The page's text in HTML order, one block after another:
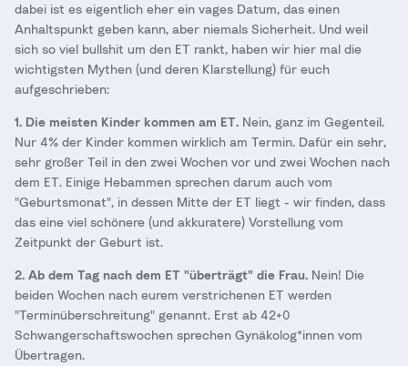
dabei ist es eigentlich eher ein vages Datum, das einen
Anhaltspunkt geben kann, aber niemals Sicherheit. Und weil
sich so viel bullshit um den ET rankt, haben wir hier mal die
wichtigsten Mythen (und deren Klarstellung) für euch
aufgeschrieben:
1. Die meisten Kinder kommen am ET. Nein, ganz im Gegenteil.
Nur 4% der Kinder kommen wirklich am Termin. Dafür ein sehr,
sehr großer Teil in den zwei Wochen vor und zwei Wochen nach
dem ET. Einige Hebammen sprechen darum auch vom
"Geburtsmonat", in dessen Mitte der ET liegt - wir finden, dass
das eine viel schönere (und akkuratere) Vorstellung vom
Zeitpunkt der Geburt ist.
2. Ab dem Tag nach dem ET "überträgt" die Frau. Nein! Die
beiden Wochen nach eurem verstrichenen ET werden
"Terminüberschreitung" genannt. Erst ab 42+0
Schwangerschaftswochen sprechen Gynäkolog*innen vom
Übertragen.